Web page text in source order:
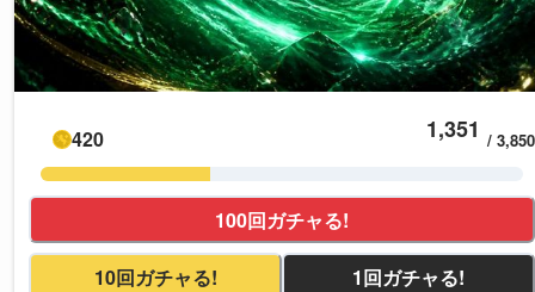
420 1,351 / 3,850
100回ガチャる!
10回ガチャる! 1回ガチャる!